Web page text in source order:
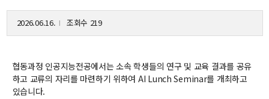
오시는 길
교수
전임교수
객원교수
2026.06.16. 조회수 219
협동과정 인공지능전공에서는 소속 학생들의 연구 및 교육 결과를 공유
하고 교류의 자리를 마련하기 위하여 AI Lunch Seminar를 개최하고
있습니다.